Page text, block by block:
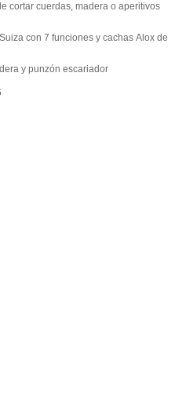
cortar cuerdas, madera o aperitivos
con 7 funciones y cachas Alox de
y punzón escariador